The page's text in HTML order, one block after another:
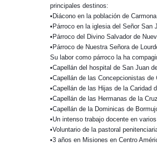
principales destinos:
•Diácono en la población de Carmona
•Párroco en la iglesia del Señor San
•Párroco del Divino Salvador de
•Párroco de Nuestra Señora de
Su labor como párroco la ha
•Capellán del hospital de San Juan
•Capellán de las Concepcionistas de
•Capellán de las Hijas de la Caridad
•Capellán de las Hermanas de la
•Capellán de la Dominicas de
•Un intenso trabajo docente en
•Voluntario de la pastoral
•3 años en Misiones en Centro